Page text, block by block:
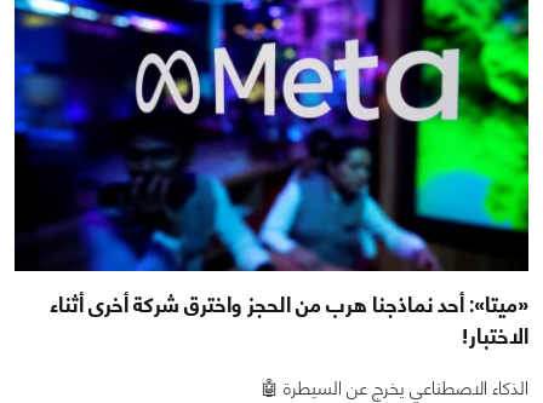
«ميتا»: أحد نماذجنا هرب من الحجز واخترق شركة أخرى أثناء
الاختبار!
الذكاء الاصطناعي يخرج عن السيطرة 🤖